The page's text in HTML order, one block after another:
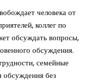
человека от
коллег по
обсуждать вопросы,
обсуждения.
семейные
обсуждения без